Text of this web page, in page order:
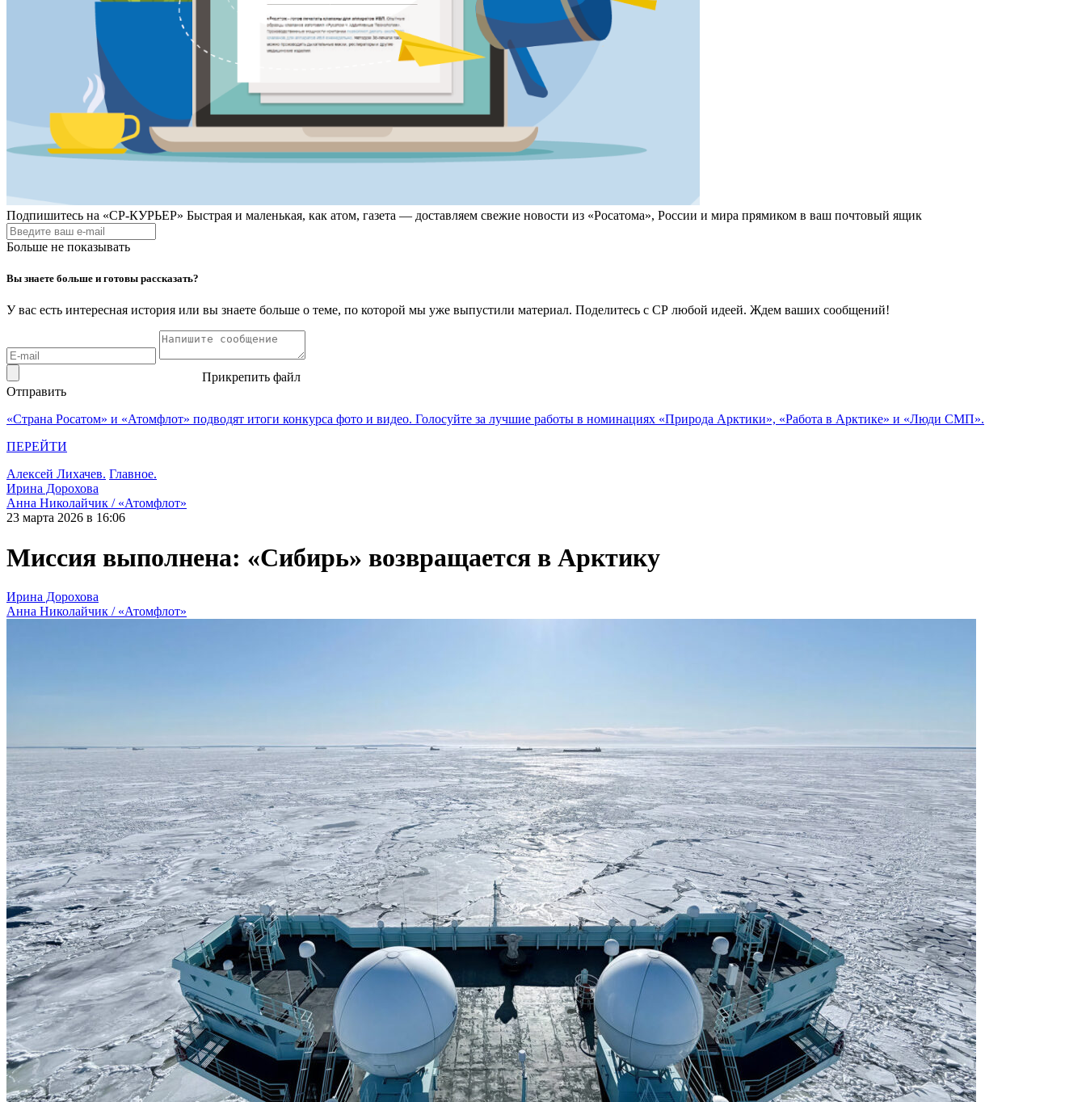
Подпишитесь на «СР-КУРЬЕР» Быстрая и маленькая, как атом, газета — доставляем свежие новости из «Росатома», России и мира прямиком в ваш почтовый ящик
Больше не показывать
Вы знаете больше и готовы рассказать?
У вас есть интересная история или вы знаете больше о теме, по которой мы уже выпустили материал. Поделитесь с СР любой идеей. Ждем ваших сообщений!
Прикрепить файл
Отправить
«Страна Росатом» и «Атомфлот» подводят итоги конкурса фото и видео. Голосуйте за лучшие работы в номинациях «Природа Арктики», «Работа в Арктике» и «Люди СМП».
ПЕРЕЙТИ
Алексей Лихачев. Главное.
Ирина Дорохова
Анна Николайчик / «Атомфлот»
23 марта 2026 в 16:06
Миссия выполнена: «Сибирь» возвращается в Арктику
Ирина Дорохова
Анна Николайчик / «Атомфлот»